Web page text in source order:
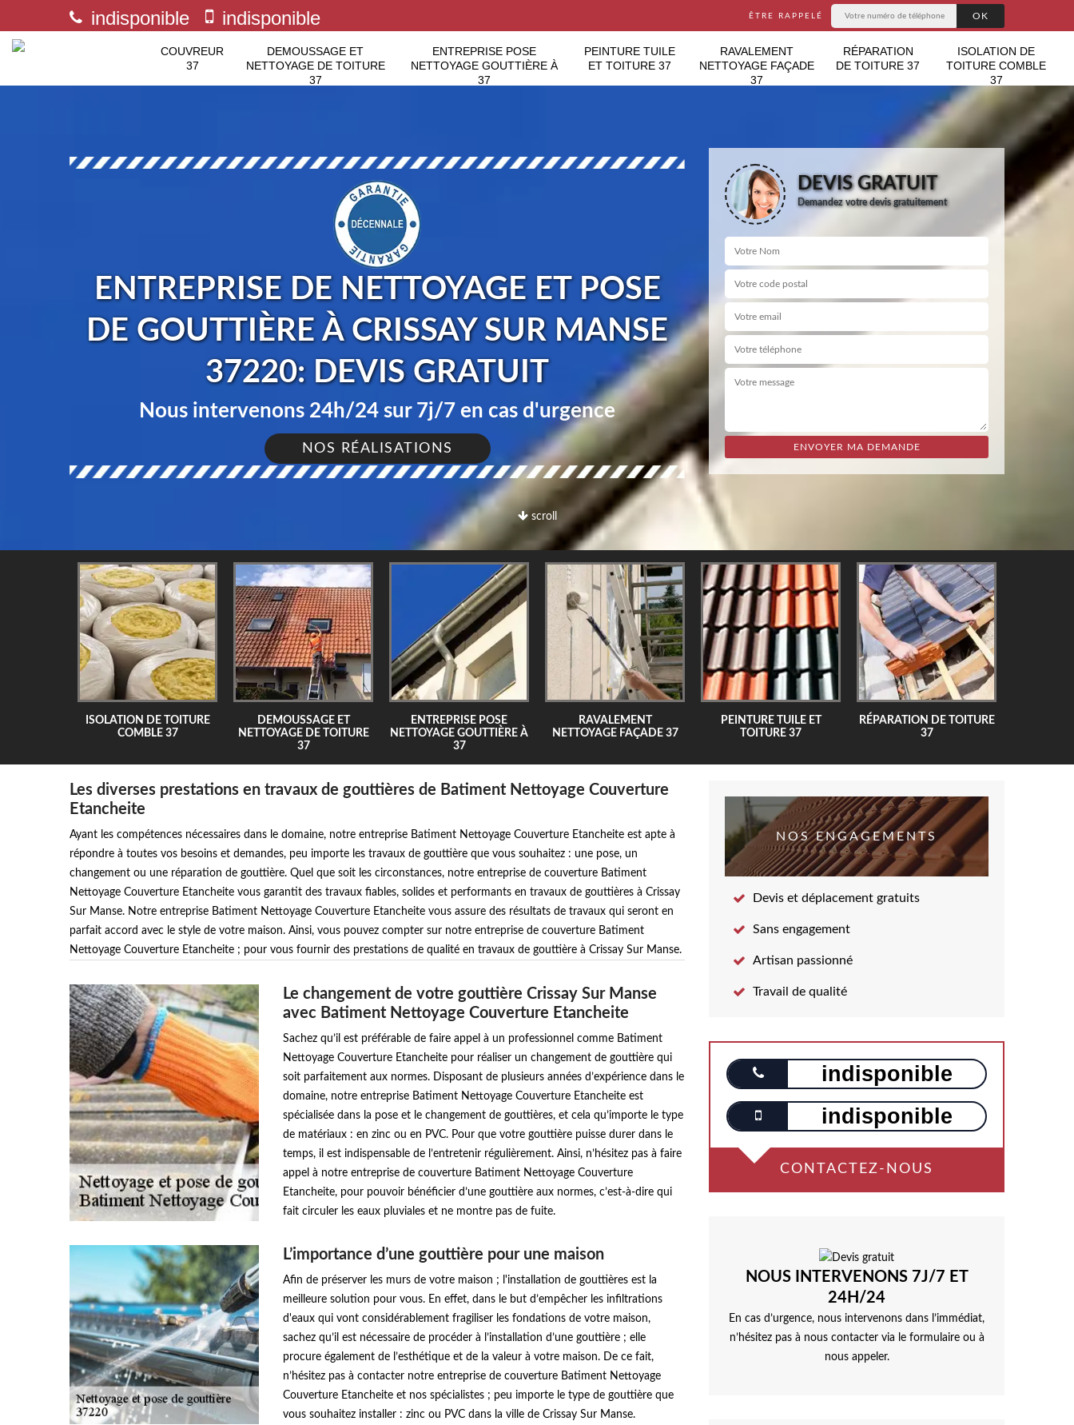
indisponible indisponible ÊTRE RAPPELÉ
COUVREUR
37
DEMOUSSAGE ET
NETTOYAGE DE TOITURE
37
ENTREPRISE POSE
NETTOYAGE GOUTTIÈRE À
37
PEINTURE TUILE
ET TOITURE 37
RAVALEMENT
NETTOYAGE FAÇADE
37
RÉPARATION
DE TOITURE 37
ISOLATION DE
TOITURE COMBLE
37
scroll
ENTREPRISE DE NETTOYAGE ET POSE
DE GOUTTIÈRE À CRISSAY SUR MANSE
37220: DEVIS GRATUIT
Nous intervenons 24h/24 sur 7j/7 en cas d'urgence
NOS RÉALISATIONS
DEVIS GRATUIT
Demandez votre devis gratuitement
ISOLATION DE TOITURE
COMBLE 37
DEMOUSSAGE ET
NETTOYAGE DE TOITURE
37
ENTREPRISE POSE
NETTOYAGE GOUTTIÈRE À
37
RAVALEMENT
NETTOYAGE FAÇADE 37
PEINTURE TUILE ET
TOITURE 37
RÉPARATION DE TOITURE
37
Les diverses prestations en travaux de gouttières de Batiment Nettoyage Couverture
Etancheite
Ayant les compétences nécessaires dans le domaine, notre entreprise Batiment Nettoyage Couverture Etancheite est apte à
répondre à toutes vos besoins et demandes, peu importe les travaux de gouttière que vous souhaitez : une pose, un
changement ou une réparation de gouttière. Quel que soit les circonstances, notre entreprise de couverture Batiment
Nettoyage Couverture Etancheite vous garantit des travaux fiables, solides et performants en travaux de gouttières à Crissay
Sur Manse. Notre entreprise Batiment Nettoyage Couverture Etancheite vous assure des résultats de travaux qui seront en
parfait accord avec le style de votre maison. Ainsi, vous pouvez compter sur notre entreprise de couverture Batiment
Nettoyage Couverture Etancheite ; pour vous fournir des prestations de qualité en travaux de gouttière à Crissay Sur Manse.
Le changement de votre gouttière Crissay Sur Manse
avec Batiment Nettoyage Couverture Etancheite
Sachez qu’il est préférable de faire appel à un professionnel comme Batiment
Nettoyage Couverture Etancheite pour réaliser un changement de gouttière qui
soit parfaitement aux normes. Disposant de plusieurs années d’expérience dans le
domaine, notre entreprise Batiment Nettoyage Couverture Etancheite est
spécialisée dans la pose et le changement de gouttières, et cela qu’importe le type
de matériaux : en zinc ou en PVC. Pour que votre gouttière puisse durer dans le
temps, il est indispensable de l’entretenir régulièrement. Ainsi, n’hésitez pas à faire
appel à notre entreprise de couverture Batiment Nettoyage Couverture
Etancheite, pour pouvoir bénéficier d’une gouttière aux normes, c’est-à-dire qui
fait circuler les eaux pluviales et ne montre pas de fuite.
L’importance d’une gouttière pour une maison
Afin de préserver les murs de votre maison ; l'installation de gouttières est la
meilleure solution pour vous. En effet, dans le but d’empêcher les infiltrations
d'eaux qui vont considérablement fragiliser les fondations de votre maison,
sachez qu’il est nécessaire de procéder à l’installation d’une gouttière ; elle
procure également de l’esthétique et de la valeur à votre maison. De ce fait,
n’hésitez pas à contacter notre entreprise de couverture Batiment Nettoyage
Couverture Etancheite et nos spécialistes ; peu importe le type de gouttière que
vous souhaitez installer : zinc ou PVC dans la ville de Crissay Sur Manse.
NOS ENGAGEMENTS
Devis et déplacement gratuits
Sans engagement
Artisan passionné
Travail de qualité
indisponible
indisponible
CONTACTEZ-NOUS
NOUS INTERVENONS 7J/7 ET
24H/24
En cas d’urgence, nous intervenons dans l’immédiat,
n’hésitez pas à nous contacter via le formulaire ou à
nous appeler.